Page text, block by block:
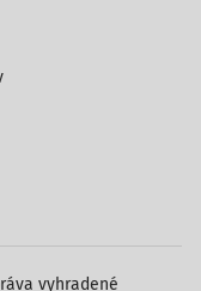
vyhradené